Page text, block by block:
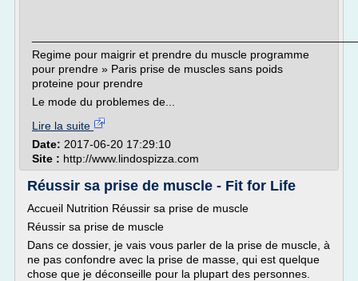
Regime pour maigrir et prendre du muscle programme
pour prendre » Paris prise de muscles sans poids
proteine pour prendre
Le mode du problemes de...
Lire la suite
Date: 2017-06-20 17:29:10
Site : http://www.lindospizza.com
Réussir sa prise de muscle - Fit for Life
Accueil Nutrition Réussir sa prise de muscle
Réussir sa prise de muscle
Dans ce dossier, je vais vous parler de la prise de muscle, à
ne pas confondre avec la prise de masse, qui est quelque
chose que je déconseille pour la plupart des personnes.